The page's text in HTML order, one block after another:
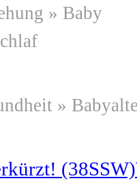
» Baby
»